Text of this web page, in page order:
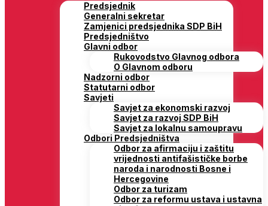
Predsjednik
Generalni sekretar
Zamjenici predsjednika SDP BiH
Predsjedništvo
Glavni odbor
Rukovodstvo Glavnog odbora
O Glavnom odboru
Nadzorni odbor
Statutarni odbor
Savjeti
Savjet za ekonomski razvoj
Savjet za razvoj SDP BiH
Savjet za lokalnu samoupravu
Odbori Predsjedništva
Odbor za afirmaciju i zaštitu
vrijednosti antifašističke borbe
naroda i narodnosti Bosne i
Hercegovine
Odbor za turizam
Odbor za reformu ustava i ustavna